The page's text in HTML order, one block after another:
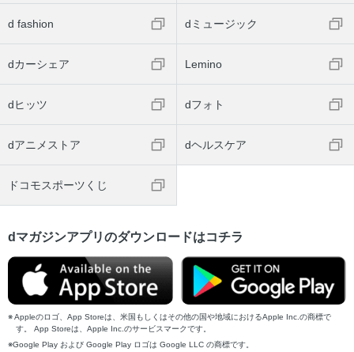
d fashion dミュージック
dカーシェア Lemino
dヒッツ dフォト
dアニメストア dヘルスケア
ドコモスポーツくじ
dマガジンアプリのダウンロードはコチラ
Appleのロゴ、App Storeは、米国もしくはその他の国や地域におけるApple Inc.の商標で
す。 App Storeは、Apple Inc.のサービスマークです。
Google Play および Google Play ロゴは Google LLC の商標です。